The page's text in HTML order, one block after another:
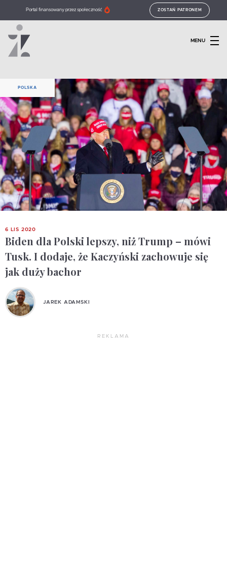
Portal finansowany przez społeczność ZOSTAŃ PATRONEM
MENU
POLSKA
6 LIS 2020
Biden dla Polski lepszy, niż Trump – mówi
Tusk. I dodaje, że Kaczyński zachowuje się
jak duży bachor
JAREK ADAMSKI
REKLAMA